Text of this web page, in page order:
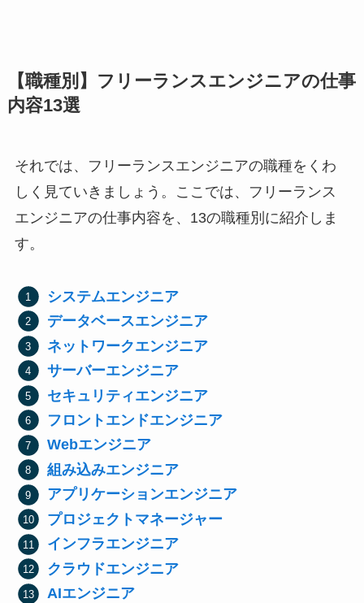
【職種別】フリーランスエンジニアの仕事
内容13選
それでは、フリーランスエンジニアの職種をくわ
しく見ていきましょう。ここでは、フリーランス
エンジニアの仕事内容を、13の職種別に紹介しま
す。
システムエンジニア
データベースエンジニア
ネットワークエンジニア
サーバーエンジニア
セキュリティエンジニア
フロントエンドエンジニア
Webエンジニア
組み込みエンジニア
アプリケーションエンジニア
プロジェクトマネージャー
インフラエンジニア
クラウドエンジニア
AIエンジニア